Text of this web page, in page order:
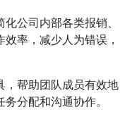
公司内部各类报销、
率，减少人为错误，
，帮助团队成员有效地
分配和沟通协作。